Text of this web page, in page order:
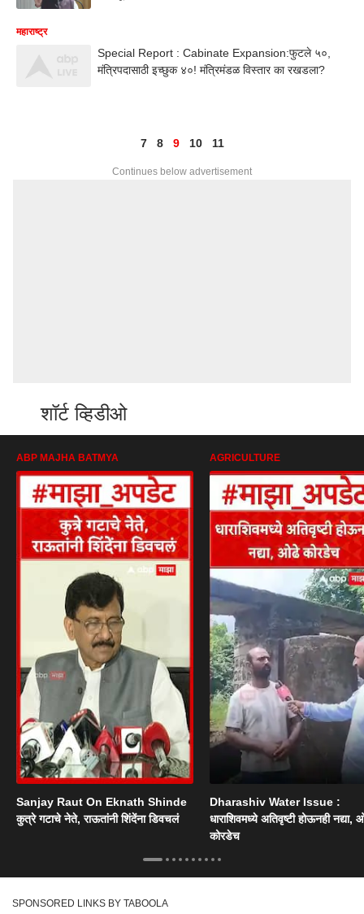
महाराष्ट्र
Special Report : Cabinate Expansion:फुटले ५०,
मंत्रिपदासाठी इच्छुक ४०! मंत्रिमंडळ विस्तार का रखडला?
7 8 9 10 11
Continues below advertisement
शॉर्ट व्हिडीओ
ABP MAJHA BATMYA
Sanjay Raut On Eknath Shinde
कुत्रे गटाचे नेते, राऊतांनी शिंदेंना डिवचलं
AGRICULTURE
Dharashiv Water Issue :
धाराशिवमध्ये अतिवृष्टी होऊनही नद्या,
कोरडेच
SPONSORED LINKS BY TABOOLA